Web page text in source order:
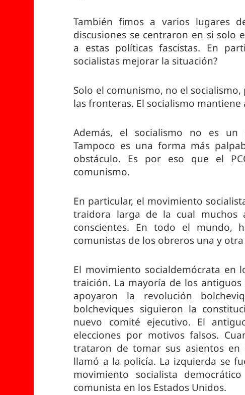
También fimos a varios lugares
discusiones se centraron en si solo
a estas políticas fascistas. En
socialistas mejorar la situación?
Solo el comunismo, no el
las fronteras. El socialismo mantiene
Además, el socialismo no es un
Tampoco es una forma más
obstáculo. Es por eso que el
comunismo.
En particular, el movimiento
traidora larga de la cual muchos
conscientes. En todo el mundo,
comunistas de los obreros una y otra
El movimiento socialdemócrata en
traición. La mayoría de los
apoyaron la revolución
bolcheviques siguieron la
nuevo comité ejecutivo. El
elecciones por motivos falsos.
trataron de tomar sus asientos en
llamó a la policía. La izquierda se
movimiento socialista
comunista en los Estados Unidos.